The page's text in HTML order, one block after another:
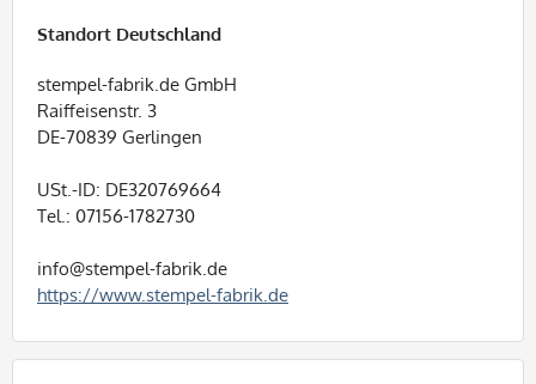
Standort Deutschland
stempel-fabrik.de GmbH
Raiffeisenstr. 3
DE-70839 Gerlingen
USt.-ID: DE320769664
Tel.: 07156-1782730
info@stempel-fabrik.de
https://www.stempel-fabrik.de